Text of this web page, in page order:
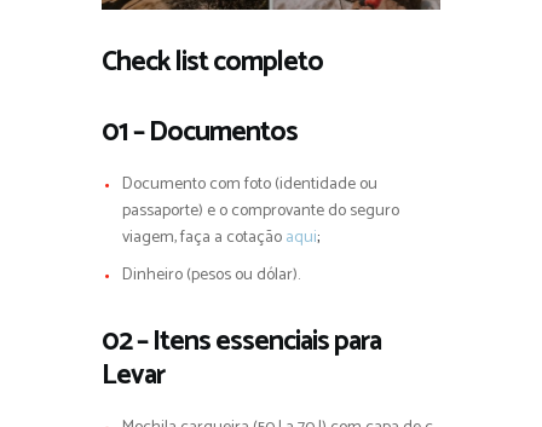
Check list completo
01 – Documentos
Documento com foto (identidade ou
passaporte) e o comprovante do seguro
viagem, faça a cotaçãoaqui;
Dinheiro (pesos ou dólar).
02 – Itens essenciais para
Levar